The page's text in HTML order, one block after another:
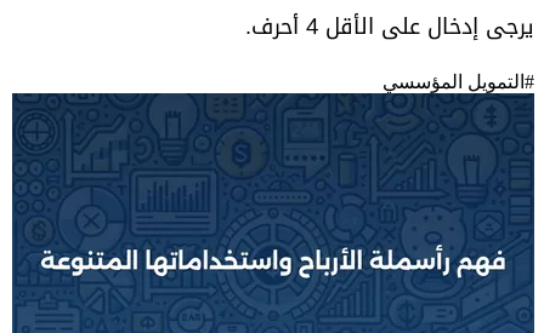
يرجى إدخال على الأقل 4 أحرف.
# التمويل المؤسسي